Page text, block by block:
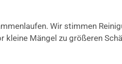
Wir stimmen
Mängel zu größeren